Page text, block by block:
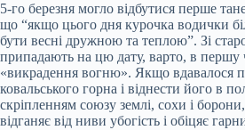
5-го березня могло відбутися перше
що “якщо цього дня курочка водички
бути весні дружною та теплою”. Зі
припадають на цю дату, варто, в першу
«викрадення вогню». Якщо вдавалося
ковальського горна і віднести його в
скріпленням союзу землі, сохи і
відганяє від ниви убогість і обіцяє